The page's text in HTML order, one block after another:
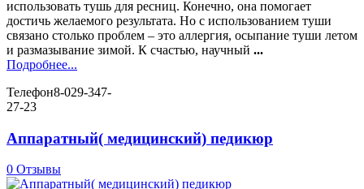
использовать тушь для ресниц. Конечно, она помогает
достичь желаемого результата. Но с использованием туши
связано столько проблем – это аллергия, осыпание туши летом
и размазывание зимой. К счастью, научный ...
Подробнее...
Телефон8-029-347-
27-23
Аппаратный( медицинский) педикюр
0 Отзывы